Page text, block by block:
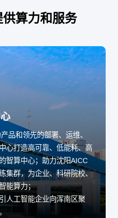
算力和服务
品和领先的部署、运维、
心打造高可靠、低能耗、高
智算中心；助力沈阳AICC
集群，为企业、科研院校、
能算力；
人工智能企业向浑南区聚